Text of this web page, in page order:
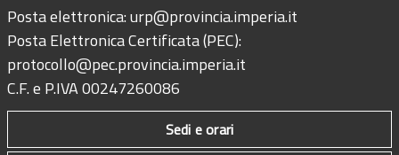
Posta elettronica:urp@provincia.imperia.it
Posta Elettronica Certificata (PEC):
protocollo@pec.provincia.imperia.it
C.F. e P.IVA 00247260086
Sedi e orari